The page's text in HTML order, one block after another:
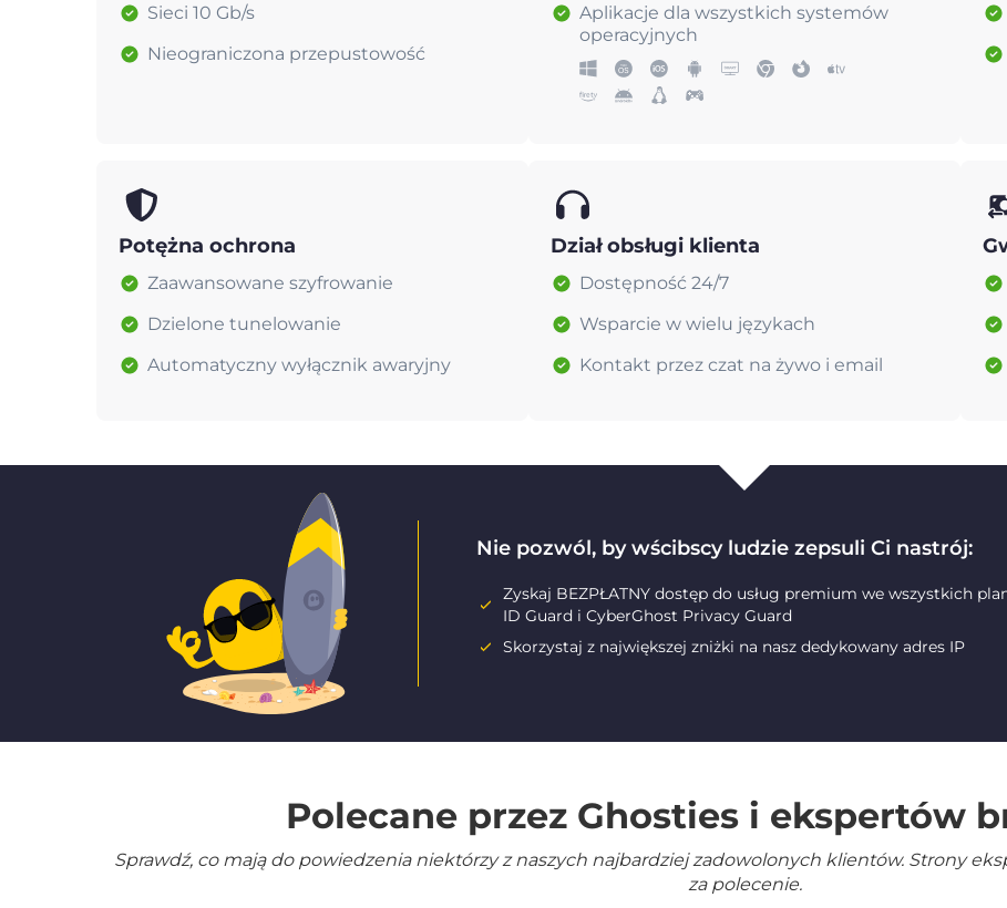
Sieci 10 Gb/s
Nieograniczona przepustowość
Aplikacje dla wszystkich systemów
operacyjnych
Potężna ochrona
Zaawansowane szyfrowanie
Dzielone tunelowanie
Automatyczny wyłącznik awaryjny
Dział obsługi klienta
Dostępność 24/7
Wsparcie w wielu językach
Kontakt przez czat na żywo i email
Nie pozwól, by wścibscy ludzie zepsuli Ci nastrój:
Zyskaj BEZPŁATNY dostęp do usług premium we wszystkich
ID Guard i CyberGhost Privacy Guard
Skorzystaj z największej zniżki na nasz dedykowany adres IP
Polecane przez Ghosties i ekspertów
Sprawdź, co mają do powiedzenia niektórzy z naszych najbardziej zadowolonych klientów. Strony
za polecenie.